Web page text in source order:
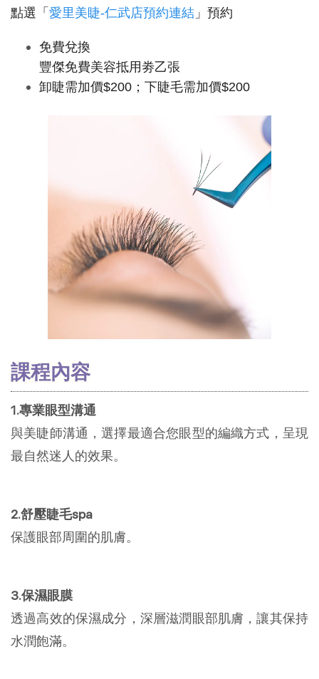
點選「 愛里美睫-仁武店預約連結 」預約
免費兌換
豐傑免費美容抵用劵乙張
卸睫需加價$200；下睫毛需加價$200
課程內容
1.專業眼型溝通
與美睫師溝通，選擇最適合您眼型的編織方式，呈現
最自然迷人的效果。
2.舒壓睫毛spa
保護眼部周圍的肌膚。
3.保濕眼膜
透過高效的保濕成分，深層滋潤眼部肌膚，讓其保持
水潤飽滿。